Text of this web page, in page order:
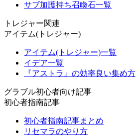
サブ加護持ち召喚石一覧
トレジャー関連
アイテム(トレジャー)
アイテム(トレジャー)一覧
イデア一覧
『アストラ』の効率良い集め方
グラブル初心者向け記事
初心者指南記事
初心者指南記事まとめ
リセマラのやり方